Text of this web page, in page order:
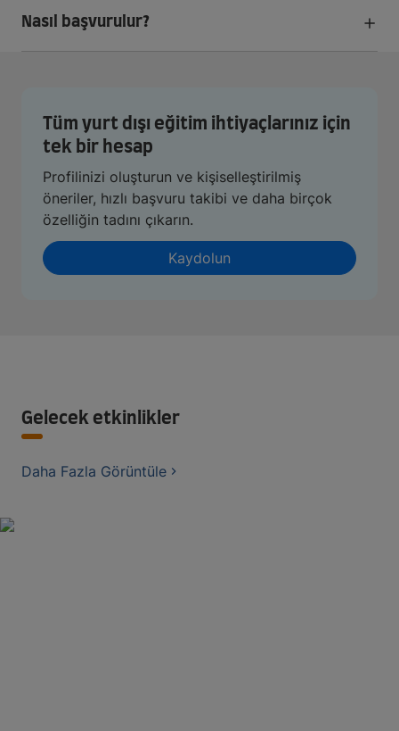
Nasıl başvurulur?
Tüm yurt dışı eğitim ihtiyaçlarınız için
tek bir hesap
Profilinizi oluşturun ve kişiselleştirilmiş
öneriler, hızlı başvuru takibi ve daha birçok
özelliğin tadını çıkarın.
Kaydolun
Gelecek etkinlikler
Daha Fazla Görüntüle